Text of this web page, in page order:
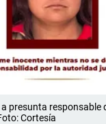
presunta responsable
Cortesía